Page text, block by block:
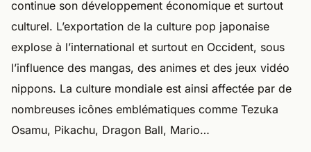
continue son développement économique et surtout
culturel. L’exportation de la culture pop japonaise
explose à l’international et surtout en Occident, sous
l’influence des mangas, des animes et des jeux vidéo
nippons. La culture mondiale est ainsi affectée par de
nombreuses icônes emblématiques comme Tezuka
Osamu, Pikachu, Dragon Ball, Mario…